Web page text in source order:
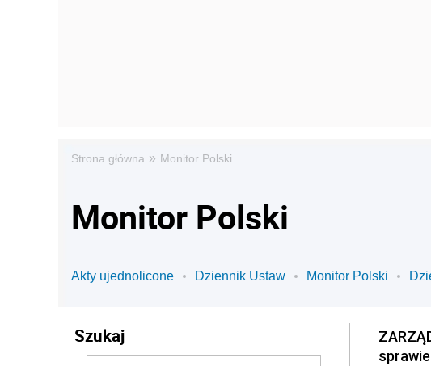
Strona główna » Monitor Polski
Monitor Polski
Akty ujednolicone Dziennik Ustaw Monitor Polski
Szukaj